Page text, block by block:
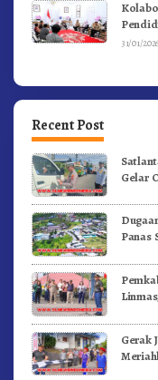
31/01/2026
Recent Post
Gelar
Panas
Gerak